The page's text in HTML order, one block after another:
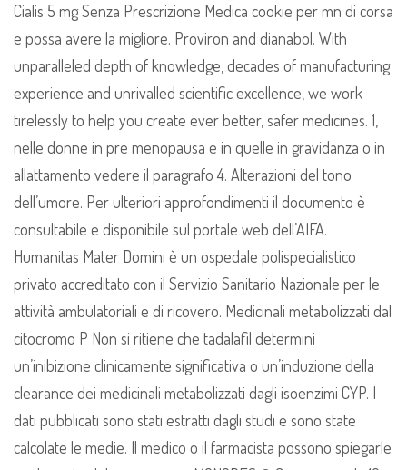
Cialis 5 mg Senza Prescrizione Medica cookie per mn di corsa
e possa avere la migliore. Proviron and dianabol. With
unparalleled depth of knowledge, decades of manufacturing
experience and unrivalled scientific excellence, we work
tirelessly to help you create ever better, safer medicines. 1,
nelle donne in pre menopausa e in quelle in gravidanza o in
allattamento vedere il paragrafo 4. Alterazioni del tono
dell’umore. Per ulteriori approfondimenti il documento è
consultabile e disponibile sul portale web dell’AIFA.
Humanitas Mater Domini è un ospedale polispecialistico
privato accreditato con il Servizio Sanitario Nazionale per le
attività ambulatoriali e di ricovero. Medicinali metabolizzati dal
citocromo P Non si ritiene che tadalafil determini
un’inibizione clinicamente significativa o un’induzione della
clearance dei medicinali metabolizzati dagli isoenzimi CYP. I
dati pubblicati sono stati estratti dagli studi e sono state
calcolate le medie. Il medico o il farmacista possono spiegarle